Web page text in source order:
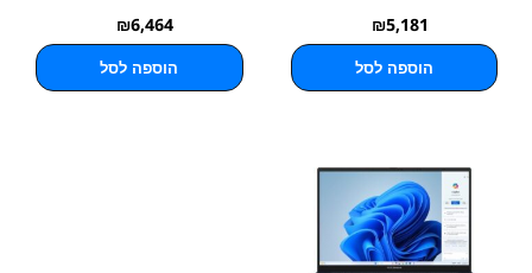
₪5,181
הוספה לסל
₪6,464
הוספה לסל